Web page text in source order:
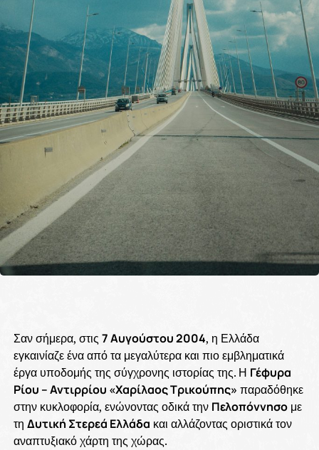
Σαν σήμερα, στις 7 Αυγούστου 2004, η Ελλάδα
εγκαινίαζε ένα από τα μεγαλύτερα και πιο εμβληματικά
έργα υποδομής της σύγχρονης ιστορίας της. Η Γέφυρα
Ρίου – Αντιρρίου «Χαρίλαος Τρικούπης» παραδόθηκε
στην κυκλοφορία, ενώνοντας οδικά την Πελοπόννησομε
τη Δυτική Στερεά Ελλάδα και αλλάζοντας οριστικά τον
αναπτυξιακό χάρτη της χώρας.